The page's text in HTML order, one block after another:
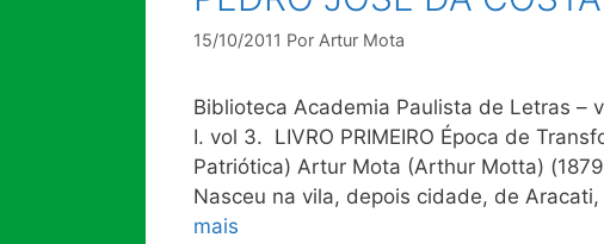
15/10/2011 Por Artur Mota
Biblioteca Academia Paulista de Letras –
I. vol 3. LIVRO PRIMEIRO Época de
Patriótica) Artur Mota (Arthur Motta) (1879
Nasceu na vila, depois cidade, de
mais